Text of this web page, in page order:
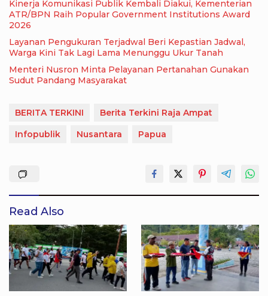
Kinerja Komunikasi Publik Kembali Diakui, Kementerian
ATR/BPN Raih Popular Government Institutions Award
2026
Layanan Pengukuran Terjadwal Beri Kepastian Jadwal,
Warga Kini Tak Lagi Lama Menunggu Ukur Tanah
Menteri Nusron Minta Pelayanan Pertanahan Gunakan
Sudut Pandang Masyarakat
BERITA TERKINI
Berita Terkini Raja Ampat
Infopublik
Nusantara Papua
Read Also